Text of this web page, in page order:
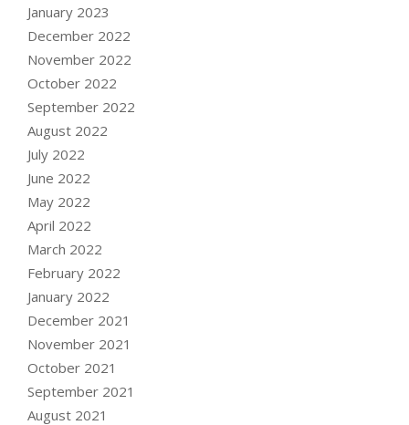
January 2023
December 2022
November 2022
October 2022
September 2022
August 2022
July 2022
June 2022
May 2022
April 2022
March 2022
February 2022
January 2022
December 2021
November 2021
October 2021
September 2021
August 2021